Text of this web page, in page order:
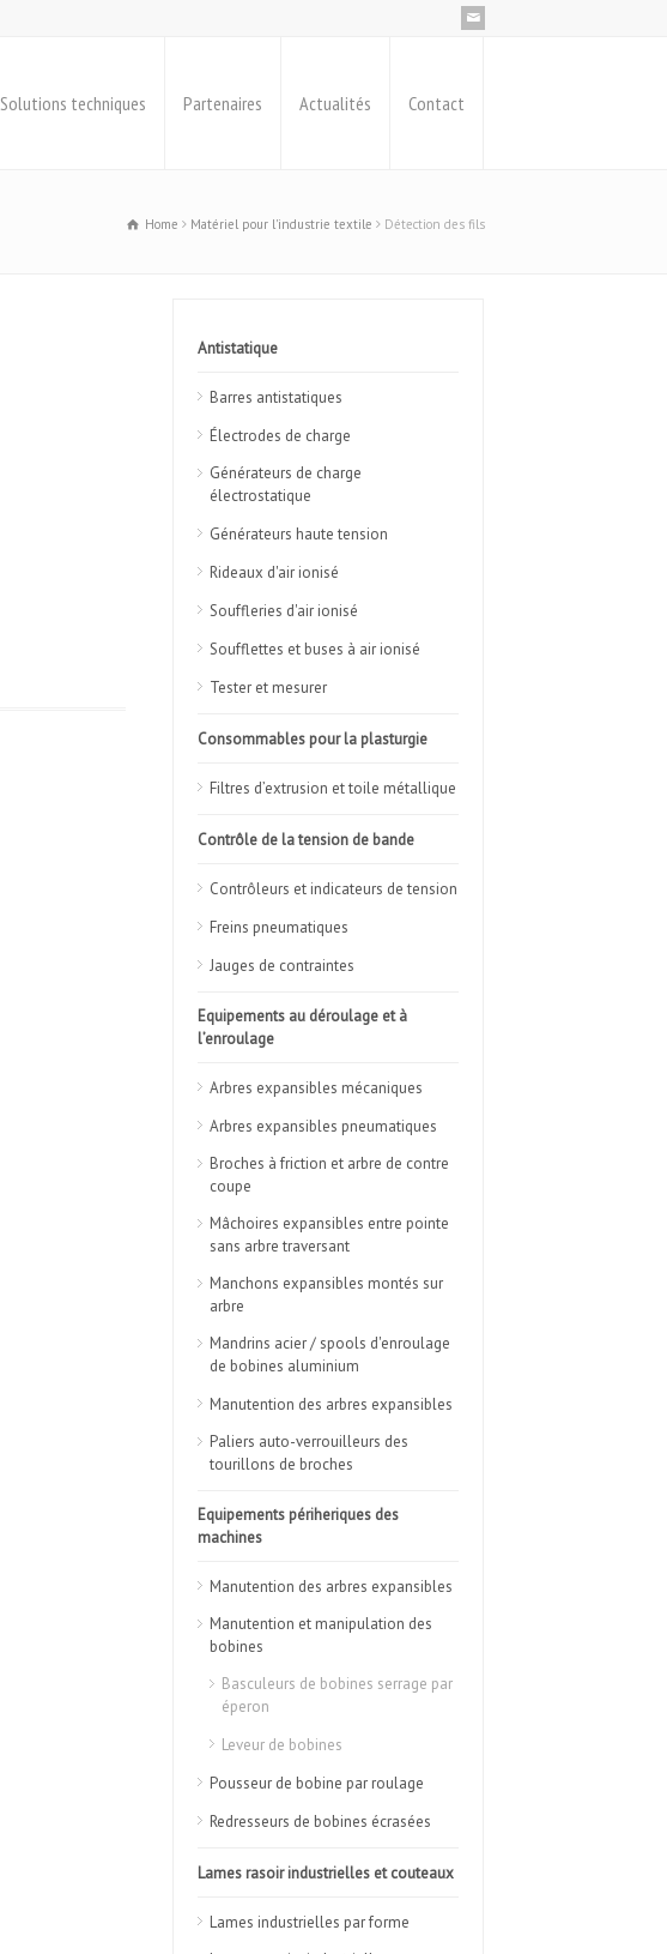
Solutions techniques Partenaires Actualités Contact
Home Matériel pour l'industrie textile Détection des fils
Antistatique
Barres antistatiques
Électrodes de charge
Générateurs de charge
électrostatique
Générateurs haute tension
Rideaux d'air ionisé
Souffleries d'air ionisé
Soufflettes et buses à air ionisé
Tester et mesurer
Consommables pour la plasturgie
Filtres d’extrusion et toile métallique
Contrôle de la tension de bande
Contrôleurs et indicateurs de tension
Freins pneumatiques
Jauges de contraintes
Equipements au déroulage et à
l’enroulage
Arbres expansibles mécaniques
Arbres expansibles pneumatiques
Broches à friction et arbre de contre
coupe
Mâchoires expansibles entre pointe
sans arbre traversant
Manchons expansibles montés sur
arbre
Mandrins acier / spools d'enroulage
de bobines aluminium
Manutention des arbres expansibles
Paliers auto-verrouilleurs des
tourillons de broches
Equipements périheriques des
machines
Manutention des arbres expansibles
Manutention et manipulation des
bobines
Basculeurs de bobines serrage par
éperon
Leveur de bobines
Pousseur de bobine par roulage
Redresseurs de bobines écrasées
Lames rasoir industrielles et couteaux
Lames industrielles par forme